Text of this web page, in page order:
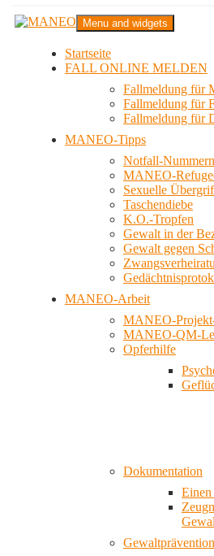
Zum
InhaltMANEO
Das schwule Anti-Gewalt-Projekt in
Menu and widgets
Startseite
FALL ONLINE MELDEN
Fallmeldung für
Fallmeldung für
Fallmeldung für
MANEO-Tipps
Notfall-Nummern
MANEO-
Sexuelle
Taschendiebe
K.O.-Tropfen
Gewalt in der
Gewalt gegen
MANEO-Arbeit
MANEO-
MANEO-QM-
Opferhilfe
Dokumentation
Gewaltprävention